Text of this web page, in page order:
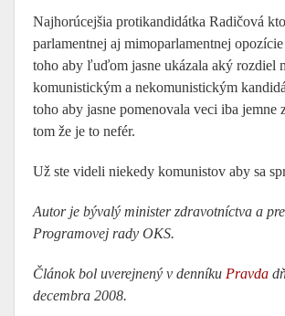
Najhorúcejšia protikandidátka Radičová
parlamentnej aj mimoparlamentnej
toho aby ľuďom jasne ukázala aký rozdiel
komunistickým a nekomunistickým
toho aby jasne pomenovala veci iba jemne
tom že je to nefér.
Už ste videli niekedy komunistov aby sa
Autor je bývalý minister zdravotníctva a
Programovej rady OKS.
Článok bol uverejnený v denníku Pravda
decembra 2008.